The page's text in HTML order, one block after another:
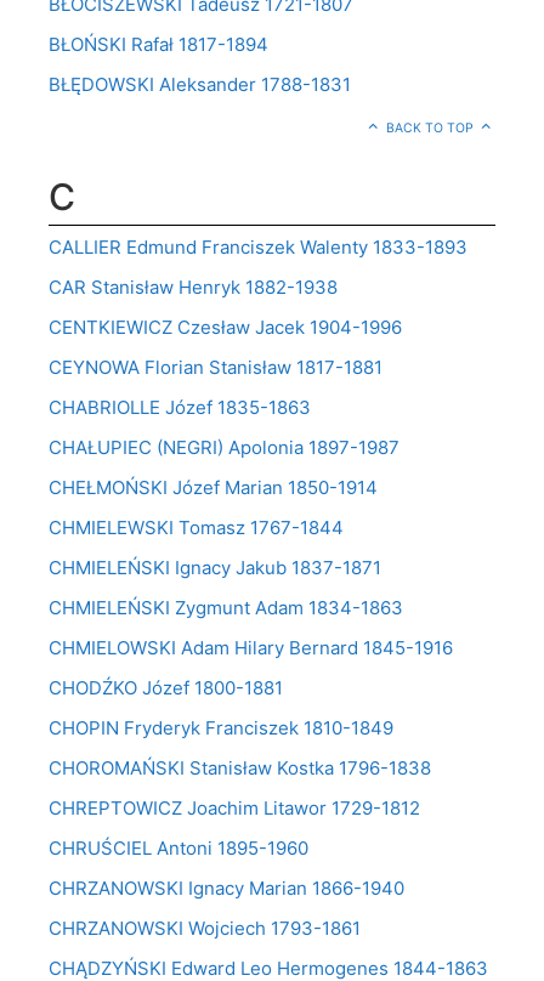
BŁOŃSKI Rafał 1817-1894
BŁĘDOWSKI Aleksander 1788-1831
BACK TO TOP
C
CALLIER Edmund Franciszek Walenty 1833-1893
CAR Stanisław Henryk 1882-1938
CENTKIEWICZ Czesław Jacek 1904-1996
CEYNOWA Florian Stanisław 1817-1881
CHABRIOLLE Józef 1835-1863
CHAŁUPIEC (NEGRI) Apolonia 1897-1987
CHEŁMOŃSKI Józef Marian 1850-1914
CHMIELEWSKI Tomasz 1767-1844
CHMIELEŃSKI Ignacy Jakub 1837-1871
CHMIELEŃSKI Zygmunt Adam 1834-1863
CHMIELOWSKI Adam Hilary Bernard 1845-1916
CHODŹKO Józef 1800-1881
CHOPIN Fryderyk Franciszek 1810-1849
CHOROMAŃSKI Stanisław Kostka 1796-1838
CHREPTOWICZ Joachim Litawor 1729-1812
CHRUŚCIEL Antoni 1895-1960
CHRZANOWSKI Ignacy Marian 1866-1940
CHRZANOWSKI Wojciech 1793-1861
CHĄDZYŃSKI Edward Leo Hermogenes 1844-1863